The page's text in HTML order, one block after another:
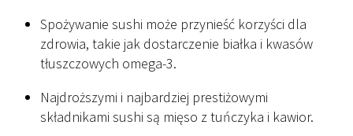
Spożywanie sushi może przynieść korzyści dla
zdrowia, takie jak dostarczenie białka i kwasów
tłuszczowych omega-3.
Najdroższymi i najbardziej prestiżowymi
składnikami sushi są mięso z tuńczyka i kawior.